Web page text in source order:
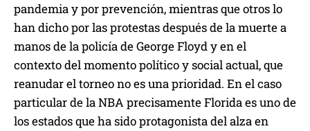
pandemia y por prevención, mientras que otros lo
han dicho por las protestas después de la muerte a
manos de la policía de George Floyd y en el
contexto del momento político y social actual, que
reanudar el torneo no es una prioridad. En el caso
particular de la NBA precisamente Florida es uno de
los estados que ha sido protagonista del alza en